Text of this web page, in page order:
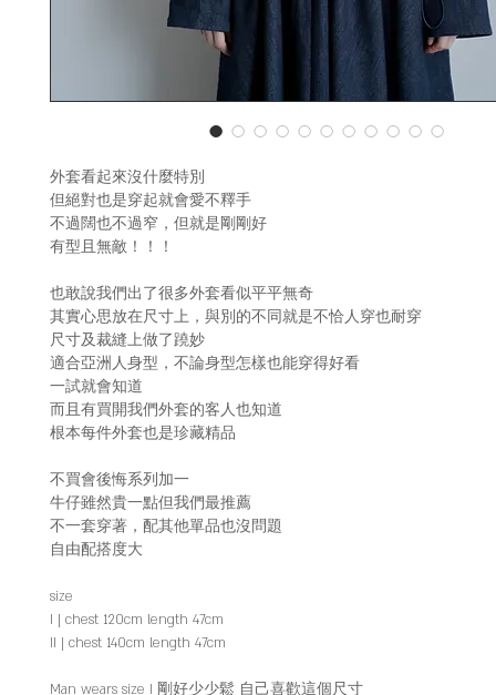
外套看起來沒什麼特別
但絕對也是穿起就會愛不釋手
不過闊也不過窄，但就是剛剛好
有型且無敵！！！
也敢說我們出了很多外套看似平平無奇
其實心思放在尺寸上，與別的不同就是不恰人穿也耐穿
尺寸及裁縫上做了蹺妙
適合亞洲人身型，不論身型怎樣也能穿得好看
一試就會知道
而且有買開我們外套的客人也知道
根本每件外套也是珍藏精品
不買會後悔系列加一
牛仔雖然貴一點但我們最推薦
不一套穿著，配其他單品也沒問題
自由配搭度大
size
I | chest 120cm length 47cm
II | chest 140cm length 47cm
Man wears size I 剛好少少鬆 自己喜歡這個尺寸